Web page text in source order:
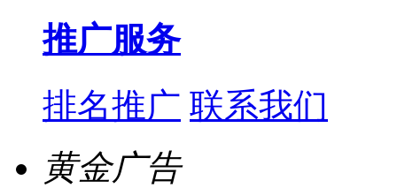
推广服务
排名推广 联系我们
黄金广告